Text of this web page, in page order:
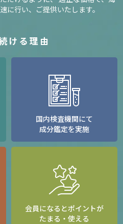
に行い、ご提供いたします。
ける理由
国内検査機関にて
成分鑑定を実施
会員になるとポイントが
たまる・使える